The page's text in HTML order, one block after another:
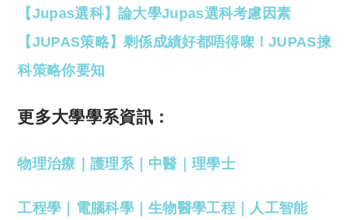
【Jupas選科】論大學Jupas選科考慮因素
【JUPAS策略】剩係成績好都唔得㗎！JUPAS揀
科策略你要知
更多大學學系資訊：
物理治療 護理系｜ 中醫 ｜理學士
工程學 電腦科學｜生物醫學工程｜ 人工智能